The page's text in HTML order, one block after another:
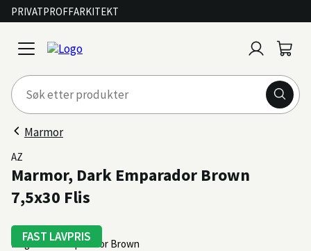
PRIVATPROFFARKITEKT
open
menu
inn
Marmor
FAST LAVPRIS
AZ
Marmor, Dark Emparador Brown
7,5x30 Flis
Farge: Dark Emparador Brown